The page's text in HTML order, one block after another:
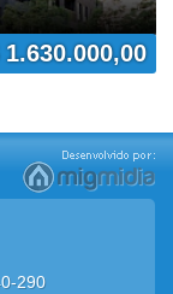
1.630.000,00
290